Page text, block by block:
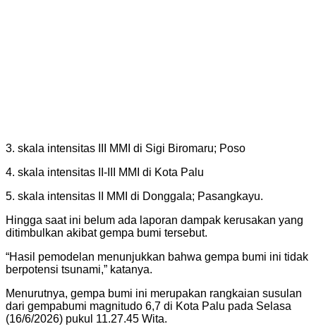
3. skala intensitas III MMI di Sigi Biromaru; Poso
4. skala intensitas II-III MMI di Kota Palu
5. skala intensitas II MMI di Donggala; Pasangkayu.
Hingga saat ini belum ada laporan dampak kerusakan yang
ditimbulkan akibat gempa bumi tersebut.
“Hasil pemodelan menunjukkan bahwa gempa bumi ini tidak
berpotensi tsunami,” katanya.
Menurutnya, gempa bumi ini merupakan rangkaian susulan
dari gempabumi magnitudo 6,7 di Kota Palu pada Selasa
(16/6/2026) pukul 11.27.45 Wita.